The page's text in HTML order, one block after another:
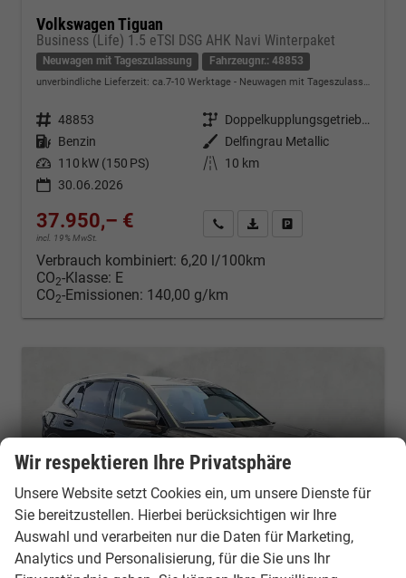
Volkswagen Tiguan
Business (Life) 1.5 eTSI DSG AHK Navi Winterpaket
Neuwagen mit Tageszulassung Fahrzeugnr.: 48853
unverbindliche Lieferzeit: ca.7-10 Werktage Neuwagen mit Tageszulassung
Fahrzeugnr. 48853 Getriebe
Doppelkupplungsgetriebe (DSG)
Kraftstoff Benzin Außenfarbe Delfingrau Metallic
Leistung 110 kW (150 PS) Kilometerstand
10 km
30.06.2026
37.950,– €
incl. 19% MwSt.
Kontakt & Angebot anfordern
PDF-Datei, Fahrzeugexposé
Verbrauch kombiniert: 6,20 l/100km
CO2-Klasse: E
CO2-Emissionen: 140,00 g/km
Wir respektieren Ihre Privatsphäre
Unsere Website setzt Cookies ein, um unsere Dienste für
Sie bereitzustellen. Hierbei berücksichtigen wir Ihre
Auswahl und verarbeiten nur die Daten für Marketing,
Analytics und Personalisierung, für die Sie uns Ihr